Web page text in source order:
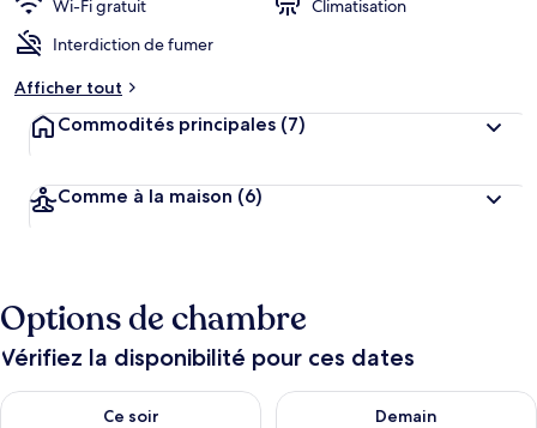
Wi-Fi gratuit
Climatisation
Interdiction de fumer
Afficher tout
Commodités principales (7)
Comme à la maison (6)
Options de chambre
Vérifiez la disponibilité pour ces dates
Ce soir
Vérifier la disponibilité pour ce soir août 8 - août 9
Demain
Vérifier la disponibilité pour